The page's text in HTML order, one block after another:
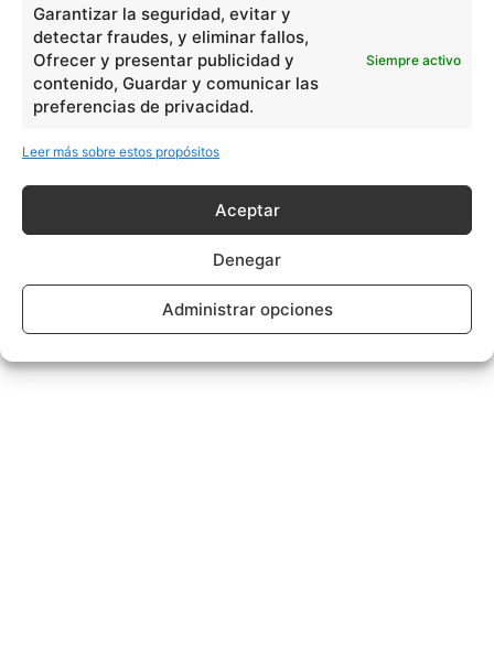
Garantizar la seguridad, evitar y
detectar fraudes, y eliminar fallos,
Ofrecer y presentar publicidad y
contenido, Guardar y comunicar las
preferencias de privacidad.
Siempre activo
Leer más sobre estos propósitos
Aceptar
Denegar
Administrar opciones